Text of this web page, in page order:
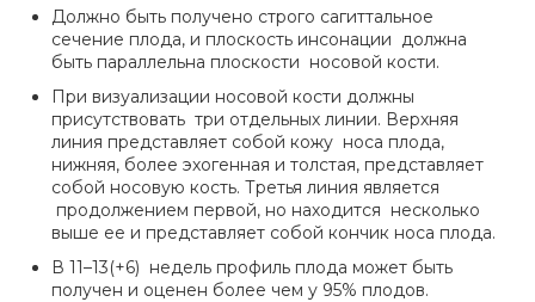
Должно быть получено строго сагиттальное
сечение плода, и плоскость инсонации должна
быть параллельна плоскости носовой кости.
При визуализации носовой кости должны
присутствовать три отдельных линии. Верхняя
линия представляет собой кожу носа плода,
нижняя, более эхогенная и толстая, представляет
собой носовую кость. Третья линия является
продолжением первой, но находится несколько
выше ее и представляет собой кончик носа плода.
В 11–13(+6) недель профиль плода может быть
получен и оценен более чем у 95% плодов.